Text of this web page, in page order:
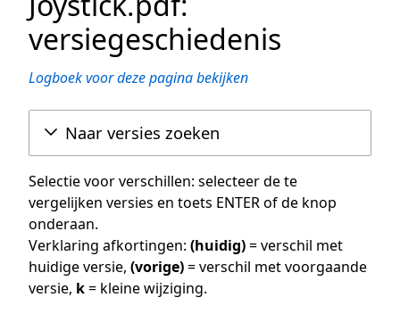
versiegeschiedenis
Logboek voor deze pagina bekijken
Naar versies zoeken
Selectie voor verschillen: selecteer de te
vergelijken versies en toets ENTER of de knop
onderaan.
Verklaring afkortingen: (huidig)= verschil met
huidige versie, (vorige)= verschil met voorgaande
versie, k= kleine wijziging.